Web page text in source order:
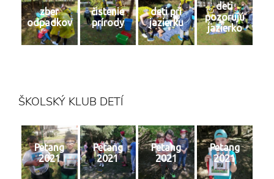
zber
odpadkov
čistenie
prírody
deti pri
jazierku
deti
pozorujú
jazierko
ŠKOLSKÝ KLUB DETÍ
Petang
2021
Petang
2021
Petang
2021
Petang
2021